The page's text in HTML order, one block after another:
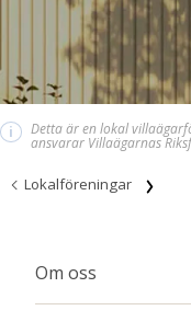
i Detta är en lokal
ansvarar Villaägarnas
Lokalföreningar
Om oss